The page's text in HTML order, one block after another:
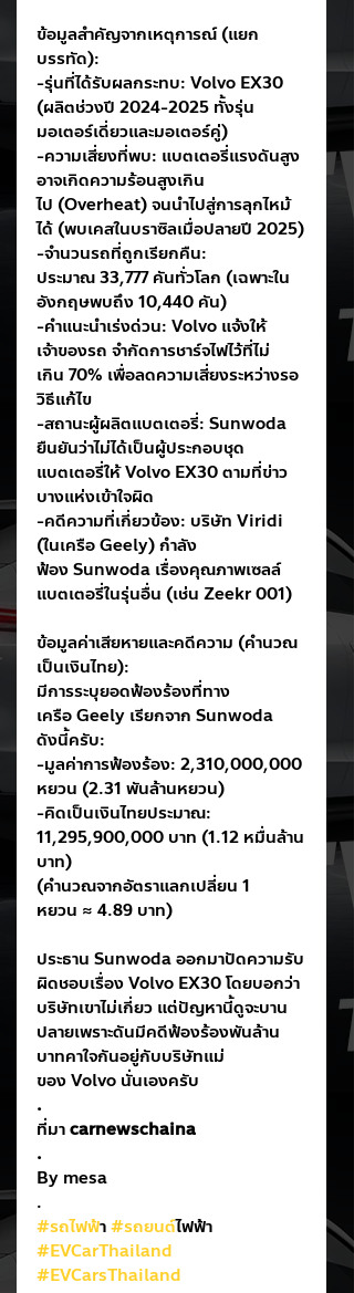
ข้อมูลสำคัญจากเหตุการณ์ (แยก
บรรทัด):
-รุ่นที่ได้รับผลกระทบ: Volvo EX30
(ผลิตช่วงปี 2024-2025 ทั้งรุ่น
มอเตอร์เดี่ยวและมอเตอร์คู่)
-ความเสี่ยงที่พบ: แบตเตอรี่แรงดันสูง
อาจเกิดความร้อนสูงเกิน
ไป (Overheat) จนนำไปสู่การลุกไหม้
ได้ (พบเคสในบราซิลเมื่อปลายปี 2025)
-จำนวนรถที่ถูกเรียกคืน:
ประมาณ 33,777 คันทั่วโลก (เฉพาะใน
อังกฤษพบถึง 10,440 คัน)
-คำแนะนำเร่งด่วน: Volvo แจ้งให้
เจ้าของรถ จำกัดการชาร์จไฟไว้ที่ไม่
เกิน 70% เพื่อลดความเสี่ยงระหว่างรอ
วิธีแก้ไข
-สถานะผู้ผลิตแบตเตอรี่: Sunwoda
ยืนยันว่าไม่ได้เป็นผู้ประกอบชุด
แบตเตอรี่ให้ Volvo EX30 ตามที่ข่าว
บางแห่งเข้าใจผิด
-คดีความที่เกี่ยวข้อง: บริษัท Viridi
(ในเครือ Geely) กำลัง
ฟ้อง Sunwoda เรื่องคุณภาพเซลล์
แบตเตอรี่ในรุ่นอื่น (เช่น Zeekr 001)
ข้อมูลค่าเสียหายและคดีความ (คำนวณ
เป็นเงินไทย):
มีการระบุยอดฟ้องร้องที่ทาง
เครือ Geely เรียกจาก Sunwoda
ดังนี้ครับ:
-มูลค่าการฟ้องร้อง: 2,310,000,000
หยวน (2.31 พันล้านหยวน)
-คิดเป็นเงินไทยประมาณ:
11,295,900,000 บาท (1.12 หมื่นล้าน
บาท)
(คำนวณจากอัตราแลกเปลี่ยน 1
หยวน ≈ 4.89 บาท)
ประธาน Sunwoda ออกมาปัดความรับ
ผิดชอบเรื่อง Volvo EX30 โดยบอกว่า
บริษัทเขาไม่เกี่ยว แต่ปัญหานี้ดูจะบาน
ปลายเพราะดันมีคดีฟ้องร้องพันล้าน
บาทคาใจกันอยู่กับบริษัทแม่
ของ Volvo นั่นเองครับ
.
ที่มา carnewschaina
.
By mesa
.
#รถไฟฟ้า #รถยนต์ไฟฟ้า
#EVCarThailand
#EVCarsThailand